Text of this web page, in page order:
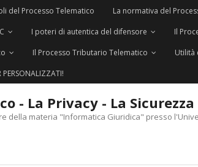
del Processo Telematico La normativa del
I poteri di autentica del difensore Il
Il Processo Tributario Telematico Utilità
PERSONALIZZATI!
- La Privacy - La
della materia "Informatica Giuridica" presso